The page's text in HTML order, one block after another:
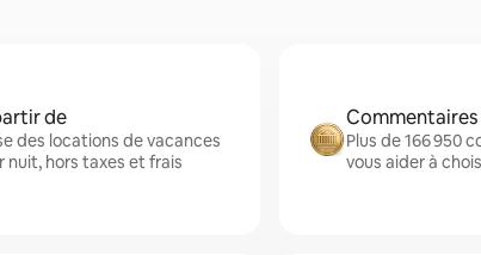
de
des locations de vacances
nuit, hors taxes et frais
Commentaires
Plus de 166 950
vous aider à